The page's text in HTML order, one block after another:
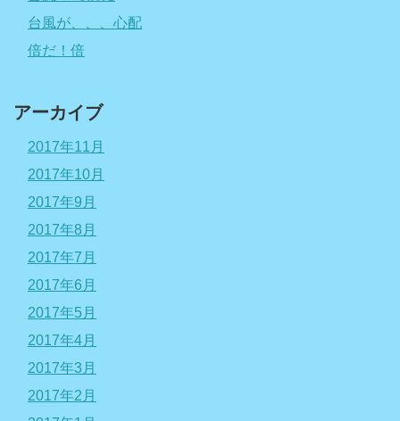
台風が、、、心配
倍だ！倍
アーカイブ
2017年11月
2017年10月
2017年9月
2017年8月
2017年7月
2017年6月
2017年5月
2017年4月
2017年3月
2017年2月